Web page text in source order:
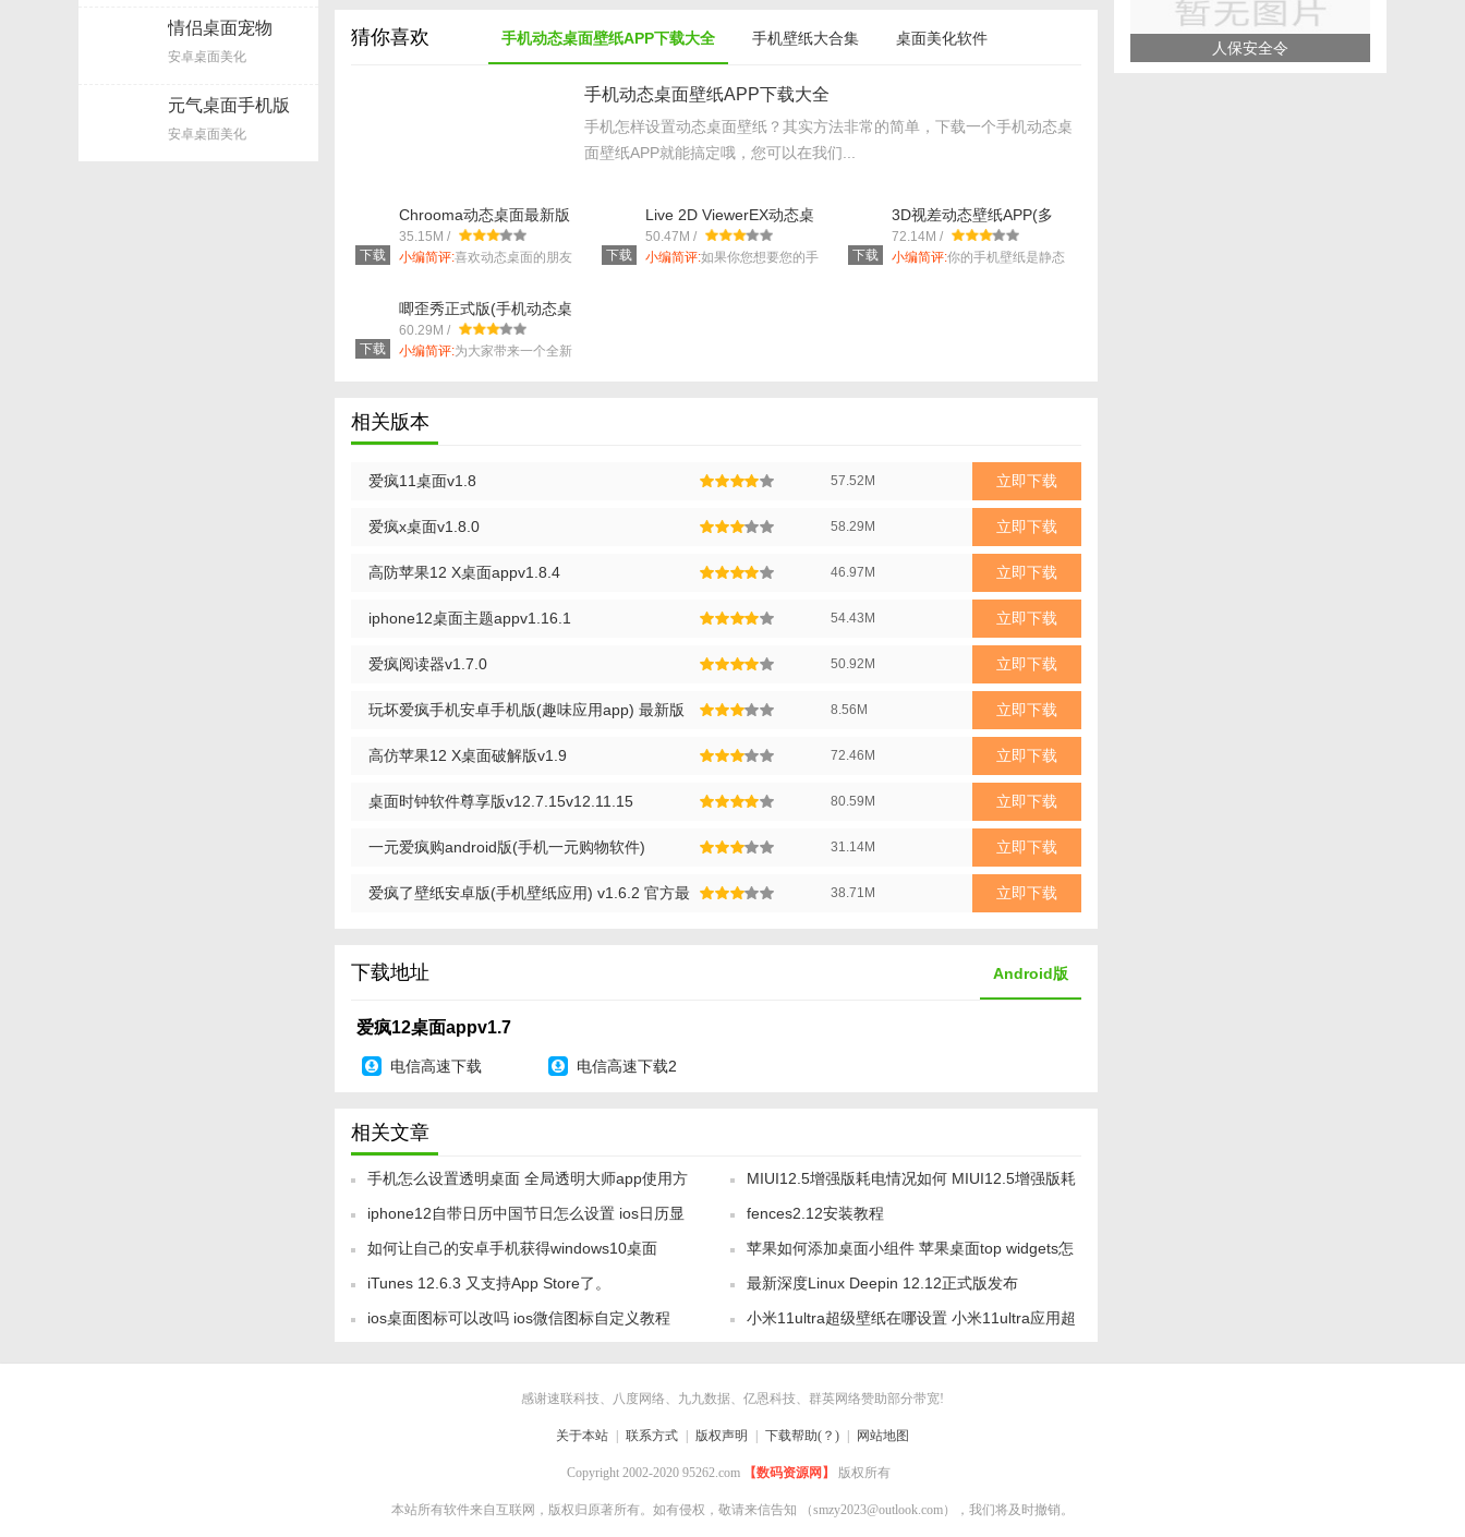
情侣桌面宠物
appv1.50.05
安卓桌面美化
元气桌面手机版
v1.8
安卓桌面美化
在主屏幕卸载应用。
可以改变每个应用程序的名称和图标，通过触摸的应用程序，在短期内轻摇模式。
1、这个软件让很多的用户都会特别的喜欢，高仿的效果看起来也很好;
3、有着各种不同的尺寸的桌面大小供大家去选择，所以还是会很方便的。
【使用方法】
2、点击界面中的start按钮，进入软件设置界面。
3、在读取通知权限中打开iNotifyX的权限。
猜你喜欢 手机动态桌面壁纸APP下载大全 手机壁纸大合集 桌面美化软件
手机动态桌面壁纸APP下载大全
手机怎样设置动态桌面壁纸？其实方法非常的简单，下载一个手机动态桌
面壁纸APP就能搞定哦，您可以在我们...
下载
Chrooma动态桌面最新版
(游戏动态界面) v2.6 安卓
版
35.15M /
小编简评:喜欢动态桌面的朋友
下载
Live 2D ViewerEX动态桌
面汉化版v2.8.2 安卓版
50.47M /
小编简评:如果你您想要您的手
下载
3D视差动态壁纸APP(多
种动态桌面) v1.35 安卓版
72.14M /
小编简评:你的手机壁纸是静态
下载
唧歪秀正式版(手机动态桌
面美化工具) v1.8.06 安卓
版
60.29M /
小编简评:为大家带来一个全新
相关版本
爱疯11桌面v1.8 57.52M 立即下载
爱疯x桌面v1.8.0 58.29M 立即下载
高防苹果12 X桌面appv1.8.4 46.97M 立即下载
iphone12桌面主题appv1.16.1 54.43M 立即下载
爱疯阅读器v1.7.0 50.92M 立即下载
玩坏爱疯手机安卓手机版(趣味应用app) 最新版 8.56M 立即下载
高仿苹果12 X桌面破解版v1.9 72.46M 立即下载
桌面时钟软件尊享版v12.7.15v12.11.15 80.59M 立即下载
一元爱疯购android版(手机一元购物软件)
v1.12.7 安卓官网版
31.14M 立即下载
爱疯了壁纸安卓版(手机壁纸应用) v1.6.2 官方最 38.71M 立即下载
下载地址 Android版
爱疯12桌面appv1.7
电信高速下载 电信高速下载2
相关文章
手机怎么设置透明桌面 全局透明大师app使用方
法
MIUI12.5增强版耗电情况如何 MIUI12.5增强版耗
电太快怎么解决
iphone12自带日历中国节日怎么设置 ios日历显
示传统节日的方法
fences2.12安装教程
如何让自己的安卓手机获得windows10桌面
苹果如何添加桌面小组件 苹果桌面top widgets怎
么使用
iTunes 12.6.3 又支持App Store了。
最新深度Linux Deepin 12.12正式版发布
ios桌面图标可以改吗 ios微信图标自定义教程
小米11ultra超级壁纸在哪设置 小米11ultra应用超
级桌面壁纸方法
人保安全令
感谢速联科技、八度网络、九九数据、亿恩科技、群英网络赞助部分带宽!
关于本站 联系方式 版权声明 下载帮助(？) 网站地图
Copyright 2002-2020 95262.com 【数码资源网】 版权所有
本站所有软件来自互联网，版权归原著所有。如有侵权，敬请来信告知 （smzy2023@outlook.com），我们将及时撤销。